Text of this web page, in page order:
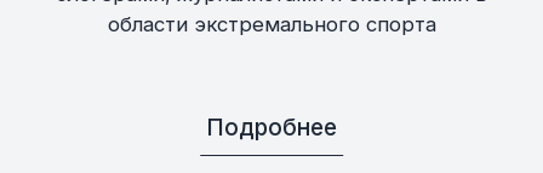
области экстремального спорта
Подробнее